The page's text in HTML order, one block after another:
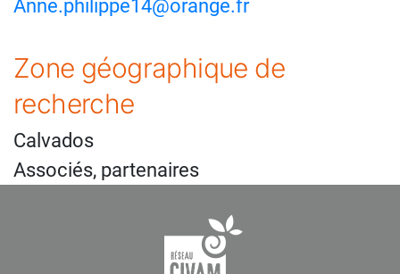
Anne.philippe14@orange.fr
Zone géographique de
recherche
Calvados
Associés, partenaires